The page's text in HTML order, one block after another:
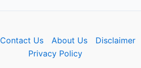
Contact Us About Us
Disclaimer
Privacy Policy